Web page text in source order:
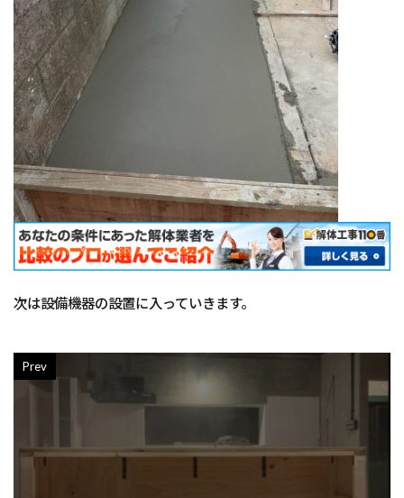
次は設備機器の設置に入っていきます。
Prev